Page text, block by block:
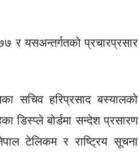
र यसअन्तर्गतको प्रचारप्रसार
सचिव हरिप्रसाद बस्यालको
डिस्प्ले बोर्डमा सन्देश प्रसारण
टेलिकम र राष्ट्रिय सूचना